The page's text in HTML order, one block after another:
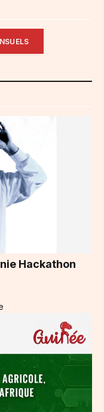
Hackathon